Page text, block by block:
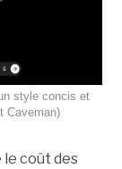
style concis et
Caveman)
coût des